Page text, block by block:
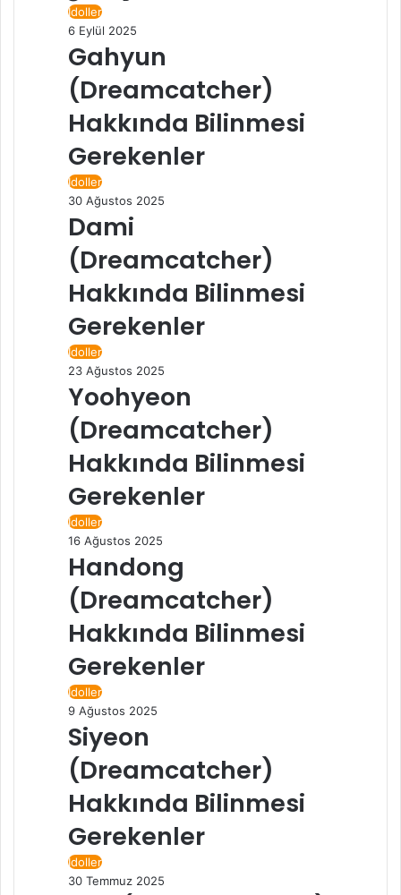
İdoller
6 Eylül 2025
Gahyun
(Dreamcatcher)
Hakkında Bilinmesi
Gerekenler
İdoller
30 Ağustos 2025
Dami
(Dreamcatcher)
Hakkında Bilinmesi
Gerekenler
İdoller
23 Ağustos 2025
Yoohyeon
(Dreamcatcher)
Hakkında Bilinmesi
Gerekenler
İdoller
16 Ağustos 2025
Handong
(Dreamcatcher)
Hakkında Bilinmesi
Gerekenler
İdoller
9 Ağustos 2025
Siyeon
(Dreamcatcher)
Hakkında Bilinmesi
Gerekenler
İdoller
30 Temmuz 2025